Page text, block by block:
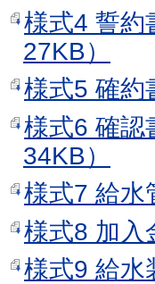
様式4 誓約
27KB）
様式5 確約
様式6 確認
34KB）
様式7 給水
様式8 加入
様式9 給水